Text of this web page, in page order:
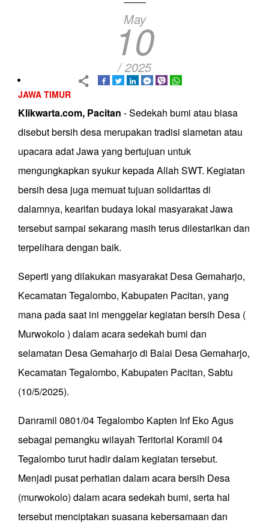
May
10
/ 2025
JAWA TIMUR
Klikwarta.com, Pacitan - Sedekah bumi atau biasa
disebut bersih desa merupakan tradisi slametan atau
upacara adat Jawa yang bertujuan untuk
mengungkapkan syukur kepada Allah SWT. Kegiatan
bersih desa juga memuat tujuan solidaritas di
dalamnya, kearifan budaya lokal masyarakat Jawa
tersebut sampai sekarang masih terus dilestarikan dan
terpelihara dengan baik.
Seperti yang dilakukan masyarakat Desa Gemaharjo,
Kecamatan Tegalombo, Kabupaten Pacitan, yang
mana pada saat ini menggelar kegiatan bersih Desa (
Murwokolo ) dalam acara sedekah bumi dan
selamatan Desa Gemaharjo di Balai Desa Gemaharjo,
Kecamatan Tegalombo, Kabupaten Pacitan, Sabtu
(10/5/2025).
Danramil 0801/04 Tegalombo Kapten Inf Eko Agus
sebagai pemangku wilayah Teritorial Koramil 04
Tegalombo turut hadir dalam kegiatan tersebut.
Menjadi pusat perhatian dalam acara bersih Desa
(murwokolo) dalam acara sedekah bumi, serta hal
tersebut menciptakan suasana kebersamaan dan